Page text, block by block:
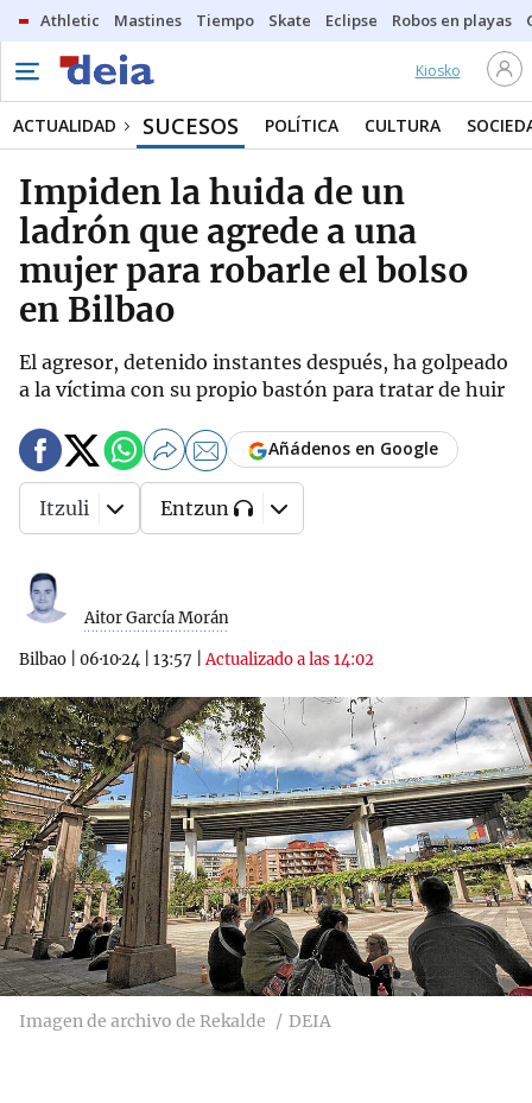
Athletic Mastines Tiempo Skate Eclipse Robos en playas
Kiosko
ACTUALIDAD SUCESOS POLÍTICA CULTURA
Impiden la huida de un
ladrón que agrede a una
mujer para robarle el bolso
en Bilbao
El agresor, detenido instantes después, ha golpeado
a la víctima con su propio bastón para tratar de huir
Aitor García Morán
Bilbao 06·10·24 13:57 |Actualizado a las 14:02
Añádenos en Google
Itzuli Entzun
Imagen de archivo de Rekalde DEIA